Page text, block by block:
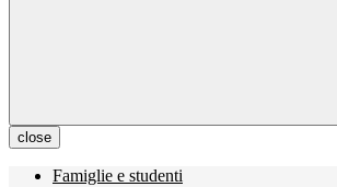
close
Famiglie e studenti